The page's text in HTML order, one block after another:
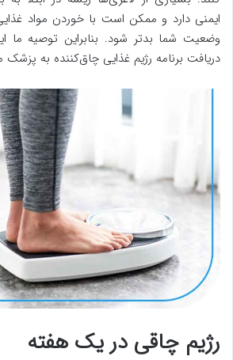
ایمنی دارد و ممکن است با خوردن مواد
وضعیت شما بدتر شود. بنابراین توصیه ما
دریافت برنامه رژیم غذایی چاق‌کننده به
رژیم چاقی در یک هفته